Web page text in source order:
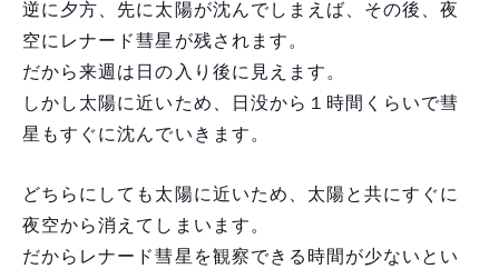
逆に夕方、先に太陽が沈んでしまえば、その後、夜
空にレナード彗星が残されます。
だから来週は日の入り後に見えます。
しかし太陽に近いため、日没から１時間くらいで彗
星もすぐに沈んでいきます。
どちらにしても太陽に近いため、太陽と共にすぐに
夜空から消えてしまいます。
だからレナード彗星を観察できる時間が少ないとい